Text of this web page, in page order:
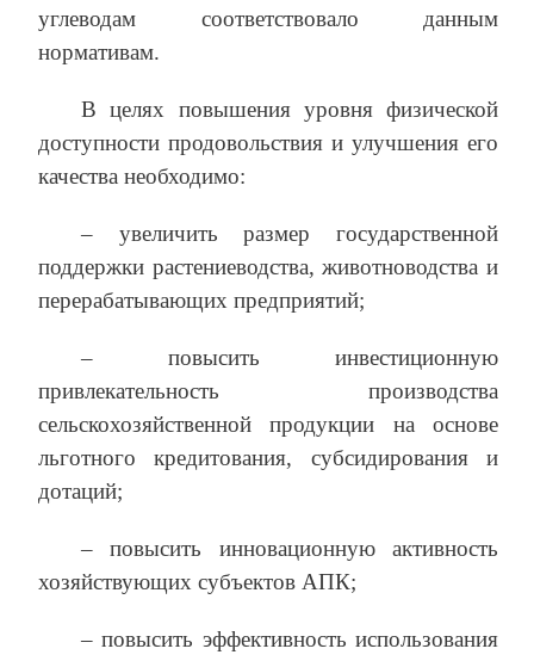
углеводам соответствовало данным
нормативам.
В целях повышения уровня физической
доступности продовольствия и улучшения его
качества необходимо:
– увеличить размер государственной
поддержки растениеводства, животноводства и
перерабатывающих предприятий;
– повысить инвестиционную
привлекательность производства
сельскохозяйственной продукции на основе
льготного кредитования, субсидирования и
дотаций;
– повысить инновационную активность
хозяйствующих субъектов АПК;
– повысить эффективность использования